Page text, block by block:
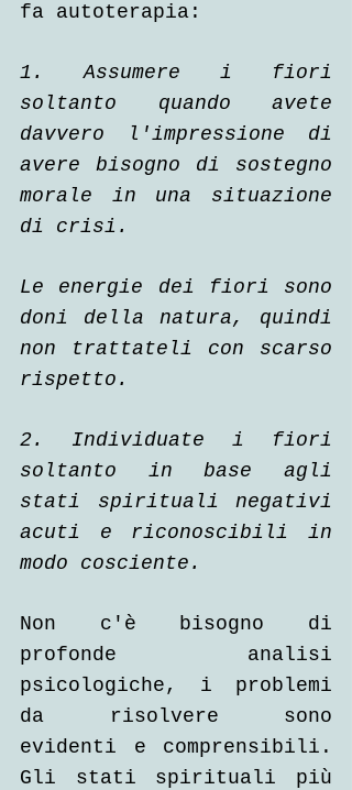
fa autoterapia:
1. Assumere i fiori
soltanto quando avete
davvero l'impressione di
avere bisogno di sostegno
morale in una situazione
di crisi.
Le energie dei fiori sono
doni della natura, quindi
non trattateli con scarso
rispetto.
2. Individuate i fiori
soltanto in base agli
stati spirituali negativi
acuti e riconoscibili in
modo cosciente.
Non c'è bisogno di
profonde analisi
psicologiche, i problemi
da risolvere sono
evidenti e comprensibili.
Gli stati spirituali più